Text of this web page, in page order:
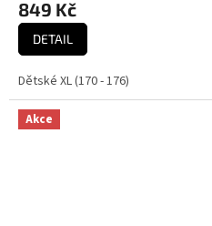
849 Kč
DETAIL
Dětské XL (170 - 176)
Akce